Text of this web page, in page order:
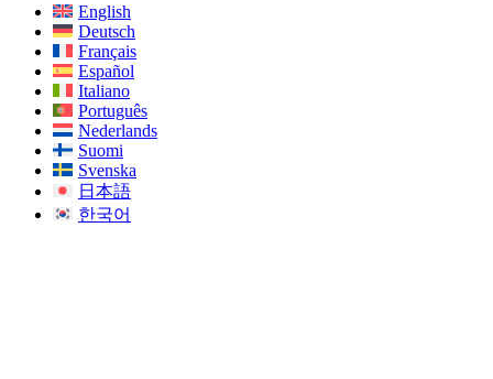
English
Deutsch
Français
Español
Italiano
Português
Nederlands
Suomi
Svenska
日本語
한국어